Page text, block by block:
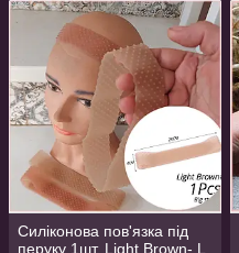
Силіконова пов'язка під
перуку 1шт. Light Brown- L